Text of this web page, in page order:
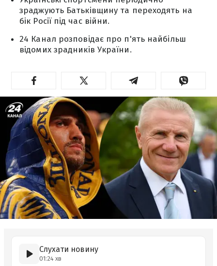
зраджують Батьківщину та переходять на
бік Росії під час війни.
24 Канал розповідає про п'ять найбільш
відомих зрадників України.
Слухати новину
01:24 хв